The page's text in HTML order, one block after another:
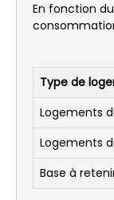
En fonction
Type de
Logements
Logements
Base à